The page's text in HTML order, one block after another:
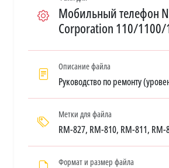
Мобильный телефон
Corporation 110/
Описание файла
Руководство по ремонту
Метки для файла
RM-827, RM-810, RM-811, RM-
Формат и размер файла